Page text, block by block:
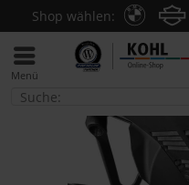
Shop wählen:
Menü
R 1300 GS